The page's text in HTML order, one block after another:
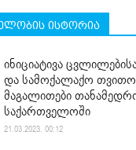
ისტორია
ინიციატივა
და სამოქალაქო
მაგალითები
საქართველოში
21.03.2023. 00:12